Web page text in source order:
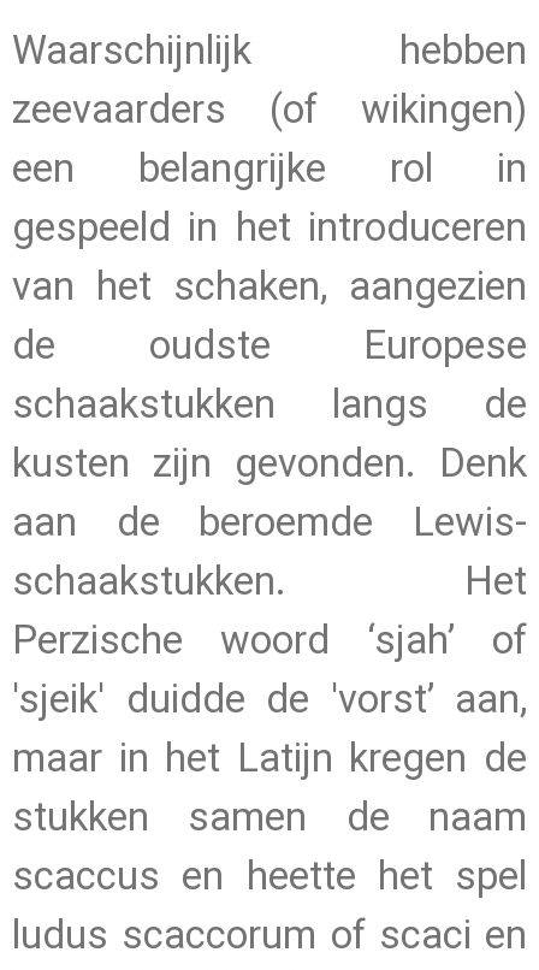
Waarschijnlijk hebben
zeevaarders (of wikingen)
een belangrijke rol in
gespeeld in het introduceren
van het schaken, aangezien
de oudste Europese
schaakstukken langs de
kusten zijn gevonden. Denk
aan de beroemde Lewis-
schaakstukken. Het
Perzische woord ‘sjah’ of
'sjeik' duidde de 'vorst’ aan,
maar in het Latijn kregen de
stukken samen de naam
scaccus en heette het spel
ludus scaccorum of scaci en